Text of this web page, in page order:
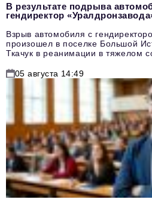
В результате подрыва
гендиректор
Взрыв автомобиля с
произошел в поселке Большой
Ткачук в реанимации в тяжелом
05 августа 14:49